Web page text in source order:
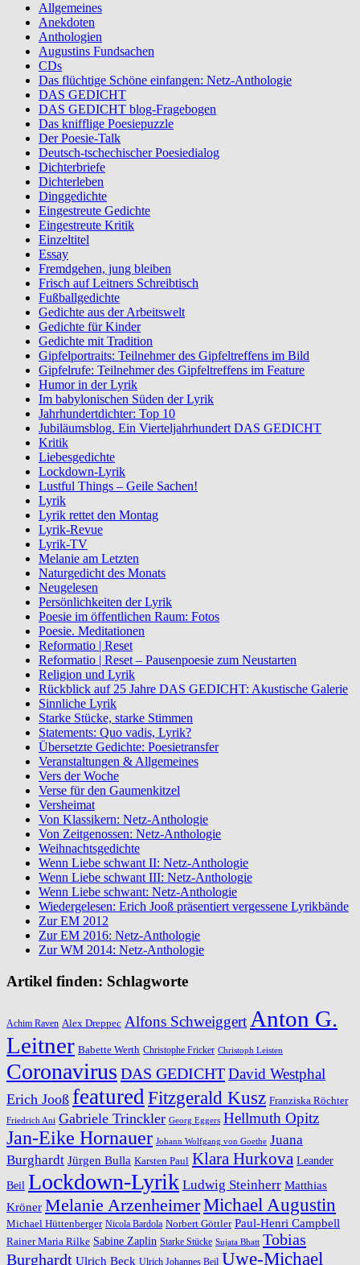
Allgemeines
Anekdoten
Anthologien
Augustins Fundsachen
CDs
Das flüchtige Schöne einfangen: Netz-Anthologie
DAS GEDICHT
DAS GEDICHT blog-Fragebogen
Das knifflige Poesiepuzzle
Der Poesie-Talk
Deutsch-tschechischer Poesiedialog
Dichterbriefe
Dichterleben
Dinggedichte
Eingestreute Gedichte
Eingestreute Kritik
Einzeltitel
Essay
Fremdgehen, jung bleiben
Frisch auf Leitners Schreibtisch
Fußballgedichte
Gedichte aus der Arbeitswelt
Gedichte für Kinder
Gedichte mit Tradition
Gipfelportraits: Teilnehmer des Gipfeltreffens im Bild
Gipfelrufe: Teilnehmer des Gipfeltreffens im Feature
Humor in der Lyrik
Im babylonischen Süden der Lyrik
Jahrhundertdichter: Top 10
Jubiläumsblog. Ein Vierteljahrhundert DAS GEDICHT
Kritik
Liebesgedichte
Lockdown-Lyrik
Lustful Things – Geile Sachen!
Lyrik
Lyrik rettet den Montag
Lyrik-Revue
Lyrik-TV
Melanie am Letzten
Naturgedicht des Monats
Neugelesen
Persönlichkeiten der Lyrik
Poesie im öffentlichen Raum: Fotos
Poesie. Meditationen
Reformatio | Reset
Reformatio | Reset – Pausenpoesie zum Neustarten
Religion und Lyrik
Rückblick auf 25 Jahre DAS GEDICHT: Akustische Galerie
Sinnliche Lyrik
Starke Stücke, starke Stimmen
Statements: Quo vadis, Lyrik?
Übersetzte Gedichte: Poesietransfer
Veranstaltungen & Allgemeines
Vers der Woche
Verse für den Gaumenkitzel
Versheimat
Von Klassikern: Netz-Anthologie
Von Zeitgenossen: Netz-Anthologie
Weihnachtsgedichte
Wenn Liebe schwant II: Netz-Anthologie
Wenn Liebe schwant III: Netz-Anthologie
Wenn Liebe schwant: Netz-Anthologie
Wiedergelesen: Erich Jooß präsentiert vergessene Lyrikbände
Zur EM 2012
Zur EM 2016: Netz-Anthologie
Zur WM 2014: Netz-Anthologie
Artikel finden: Schlagworte
Achim Raven Alex Dreppec Alfons Schweiggert Anton G.
Leitner Babette Werth Christophe Fricker Christoph Leisten
Coronavirus DAS GEDICHTDavid Westphal
Erich Jooß featured Fitzgerald Kusz Franziska Röchter
Friedrich Ani Gabriele Trinckler Georg Eggers Hellmuth Opitz
Jan-Eike Hornauer Johann Wolfgang von Goethe Juana
Burghardt Jürgen Bulla Karsten Paul Klara Hurkova Leander
Beil Lockdown-Lyrik Ludwig Steinherr Matthias
Kröner Melanie ArzenheimerMichael Augustin
Michael Hüttenberger Nicola Bardola Norbert Göttler Paul-Henri Campbell
Rainer Maria Rilke Sabine Zaplin Starke Stücke Sujata Bhatt Tobias
Burghardt Ulrich Beck Ulrich Johannes Beil Uwe-Michael